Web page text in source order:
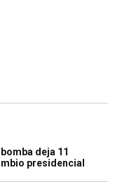
deja 11
presidencial